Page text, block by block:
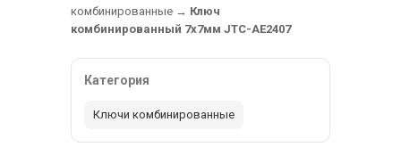
комбинированные → Ключ
комбинированный 7х7мм JTC-AE2407
Категория
Ключи комбинированные